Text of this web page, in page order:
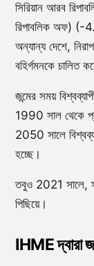
সিরিয়ান আরব
রিপাবলিক অফ) (-
অন্যান্য দেশে,
বহির্গমনকে চালিত
জন্মের সময়
1990 সাল থেকে
2050 সালে
হচ্ছে।
তবুও 2021 সালে,
পিছিয়ে।
IHME দ্বারা